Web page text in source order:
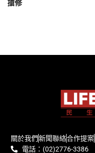
搶修
關於我們新聞聯絡合作提案
電話：(02)2776-3386